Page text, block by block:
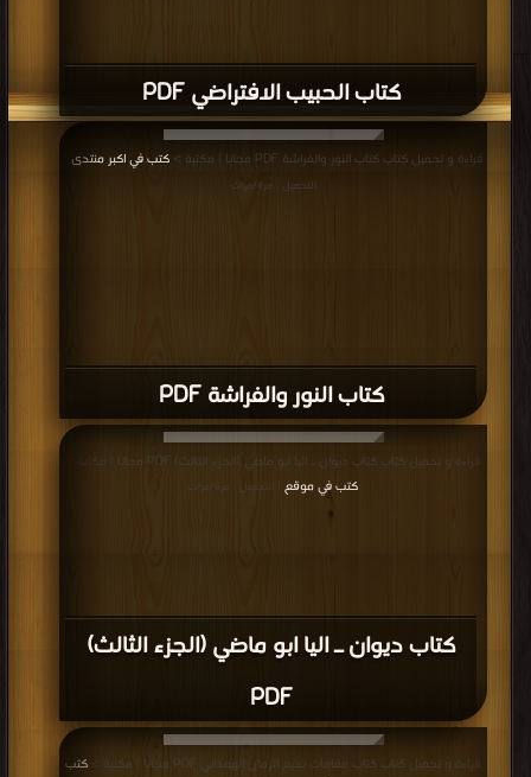
كتاب الحبيب الافتراضي PDF
كتاب النور والفراشة PDF
قراءة و تحميل كتاب كتاب النور والفراشة PDF مجانا | مكتبة > كتب في اكبر منتدى
التحميل : مرة/مرات
كتاب ديوان ـ اليا ابو ماضي (الجزء الثالث)
PDF
قراءة و تحميل كتاب كتاب ديوان ـ اليا ابو ماضي (الجزء الثالث) PDF مجانا | مكتبة >
كتب في موقع
| التحميل : مرة/مرات
قراءة و تحميل كتاب كتاب مقامات بديع الزمان الهمذاني PDF مجانا | مكتبة >
كتب